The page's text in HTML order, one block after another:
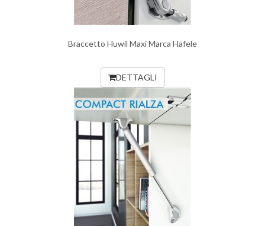
Braccetto Huwil Maxi Marca Hafele
DETTAGLI